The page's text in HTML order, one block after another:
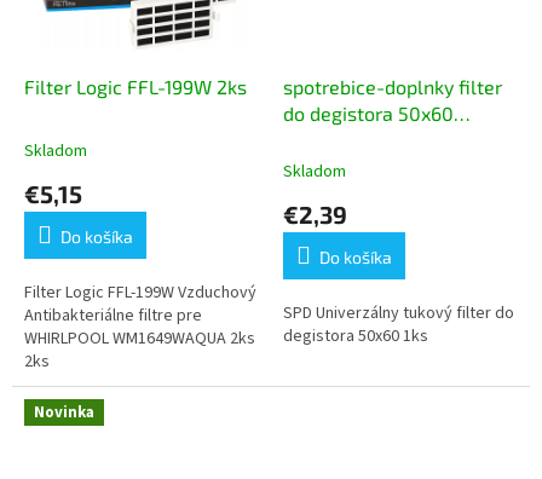
Filter Logic FFL-199W 2ks
Priemerné
produktu
5,0
5
hviezdičiek.
Skladom
€5,15
Do košíka
Filter Logic FFL-199W Vzduchový
Antibakteriálne filtre pre
WHIRLPOOL WM1649WAQUA 2ks
2ks
spotrebice-doplnky filter
do degistora 50x60
Skladom
€2,39
Do košíka
SPD Univerzálny tukový filter do
degistora 50x60 1ks
Novinka